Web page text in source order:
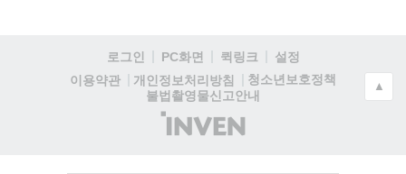
로그인 PC화면 퀵링크
설정
이용약관
개인정보처리방침
청소년보호정책
불법촬영물신고안내
(주)
인
▲